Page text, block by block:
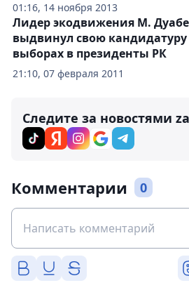
01:16, 14 ноября 2013
21:10, 07 февраля 2011
Лидер экодвижения М.
выдвинул свою кандидатуру
выборах в президенты РК
Следите за новостями
Комментарии 0